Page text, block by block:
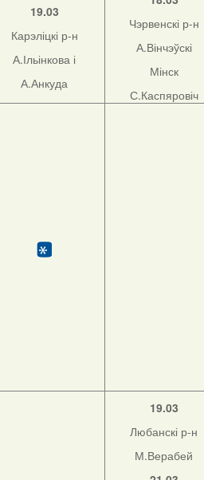
19.03
Карэліцкі р-н
А.Ільінкова і
А.Анкуда
Чэрвенскі р-н
А.Вінчэўскі
Мінск
С.Каспяровіч
19.03
Любанскі р-н
М.Верабей